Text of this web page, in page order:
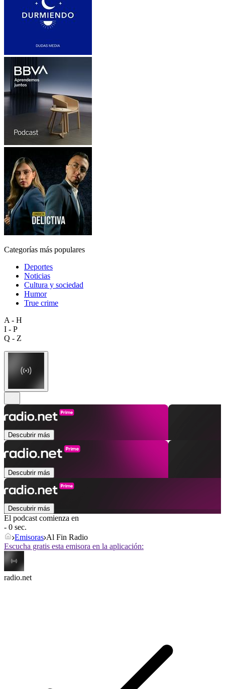
Categorías más populares
Deportes
Noticias
Cultura y sociedad
Humor
True crime
A - H
I - P
Q - Z
Descubrir más
Descubrir más
Descubrir más
El podcast comienza en
- 0 sec.
Emisoras Al Fin Radio
Escucha gratis esta emisora en la aplicación:
radio.net